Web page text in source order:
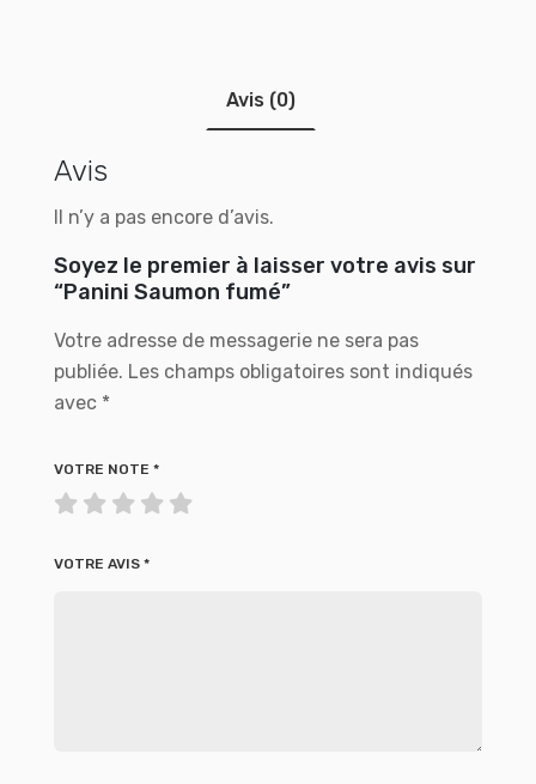
Avis (0)
Avis
Il n’y a pas encore d’avis.
Soyez le premier à laisser votre avis sur
“Panini Saumon fumé”
Votre adresse de messagerie ne sera pas
publiée. Les champs obligatoires sont indiqués
avec *
VOTRE NOTE *
VOTRE AVIS *